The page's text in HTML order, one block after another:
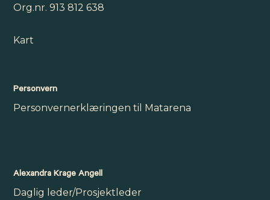
Org.nr. 913 812 638
Kart
Personvern
Personvernerklæringen til Matarena
Alexandra Krage Angell
Daglig leder/Prosjektleder